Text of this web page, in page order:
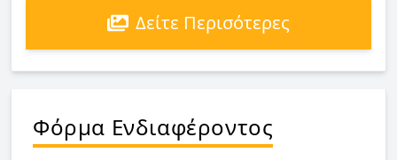
Δείτε Περισότερες
Φόρμα Ενδιαφέροντος